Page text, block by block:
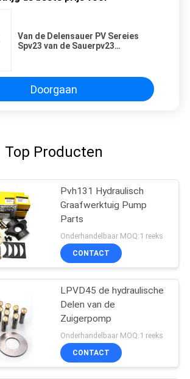
Van de Delensauer PV Sereies
Spv23 van de Sauerpv23
Doorgaan
Top Producten
Pvh131 Hydraulisch
Graafwerktuig Pump
Parts
Onderhandelbaar MOQ:1 reeks
CONTACT
LPVD45 de hydraulische
Delen van de
Zuigerpomp
Onderhandelbaar MOQ:1 reeks
CONTACT